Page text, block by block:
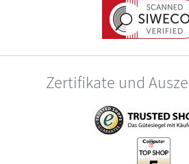
Zertifikate und